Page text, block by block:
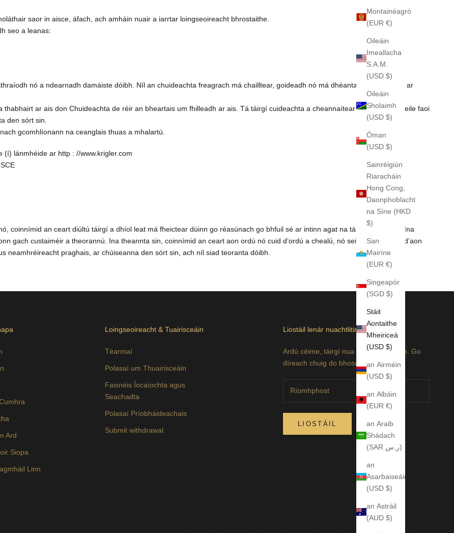
Montainéagró
(EUR €)
Oileáin
Imeallacha
S.A.M.
(USD $)
Oileáin
Sholaimh
(USD $)
Óman
(USD $)
Sainréigiún
Riaracháin
Hong Cong,
Daonphoblacht
na Síne (HKD
$)
San
Mairíne
(EUR €)
Singeapór
(SGD $)
Stáit
Aontaithe
Mheiriceá
(USD $)
an Airméin
(USD $)
an Albáin
(EUR €)
an Araib
Shádach
(SAR ر.س)
an
Asarbaiseáin
(USD $)
an Astráil
(AUD $)
saor in aisce, áfach, ach amháin nuair a iarrtar loingseoireacht bhrostaithe.
seo a leanas:
nó a ndearnadh damáiste dóibh. Níl an chuideachta freagrach má chailltear, goideadh nó má dhéantar mí-láimhseáil ar
ar ais don Chuideachta de réir an bheartais um fhilleadh ar ais. Tá táirgí cuideachta a cheannaítear trí aon asraon eile faoi
den sórt sin.
gcomhlíonann na ceanglais thuas a mhalartú.
(í) lánmhéide ar http : //www.krigler.com
coinnímid an ceart diúltú táirgí a dhíol leat má fheictear dúinn go réasúnach go bhfuil sé ar intinn agat na táirgí a athdhíol. Ina
gach custaiméir a theorannú. Ina theannta sin, coinnímid an ceart aon ordú nó cuid d’ordú a chealú, nó seirbhís a dhiúltú d’aon
neamhréireacht praghais, ar chúiseanna den sórt sin, ach níl siad teoranta dóibh.
Ard
Siopa
Linn
Loingseoireacht & Tuairisceáin
Téarmaí
Polasaí um Thuairisceáin
Faisnéis Íocaíochta agus
Seachadta
Polasaí Príobháideachais
Submit withdrawal
Liostáil lenár nuachtlitir
Ardú céime, táirgí nua agus díolacháin. Go
díreach chuig do bhosca isteach.
LIOSTÁIL